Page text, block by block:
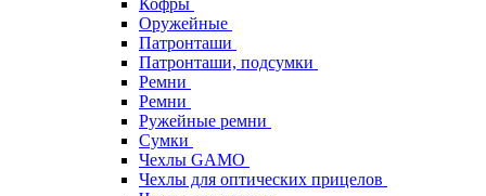
Кофры
Оружейные
Патронташи
Патронташи, подсумки
Ремни
Ремни
Ружейные ремни
Сумки
Чехлы GAMO
Чехлы для оптических прицелов